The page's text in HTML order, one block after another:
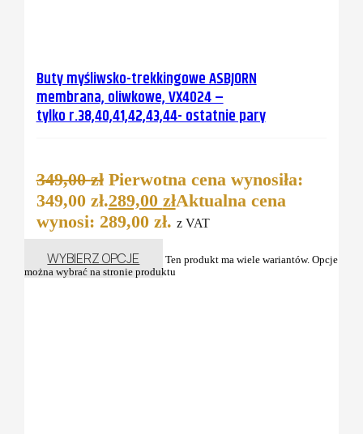
Buty myśliwsko-trekkingowe ASBJORN
membrana, oliwkowe, VX4024 –
tylko r.38,40,41,42,43,44- ostatnie pary
349,00zł Pierwotna cena wynosiła:
349,00 zł.289,00 złAktualna cena
wynosi: 289,00 zł. z VAT
WYBIERZ OPCJE
Ten produkt ma wiele wariantów. Opcje
można wybrać na stronie produktu